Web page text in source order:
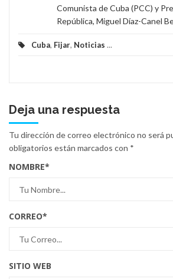
Comunista de Cuba (PCC) y
República, Miguel Díaz-Canel
Cuba, Fijar, Noticias ...
Deja una respuesta
Tu dirección de correo electrónico no será
obligatorios están marcados con *
NOMBRE*
CORREO*
SITIO WEB